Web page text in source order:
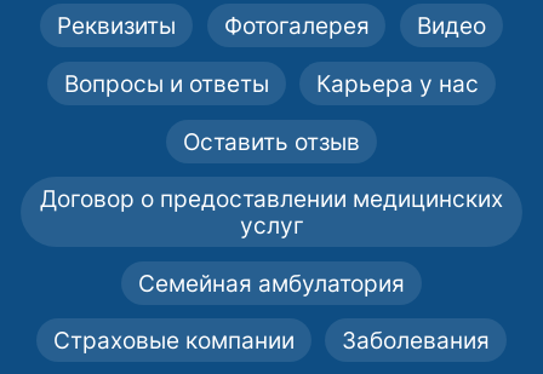
Реквизиты Фотогалерея Видео
Вопросы и ответы Карьера у нас
Оставить отзыв
Договор о предоставлении медицинских
услуг
Семейная амбулатория
Страховые компании Заболевания